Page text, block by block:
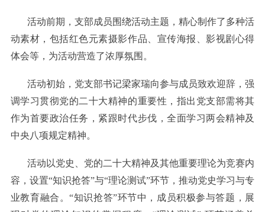
活动前期，支部成员围绕活动主题，精心制作了多种活
动素材，包括红色元素摄影作品、宣传海报、影视剧心得
体会等，为活动营造了浓厚氛围。
活动初始，党支部书记梁家瑞向参与成员致欢迎辞，强
调学习贯彻党的二十大精神的重要性，指出党支部需将其
作为首要政治任务，紧跟时代步伐，全面学习两会精神及
中央八项规定精神。
活动以党史、党的二十大精神及其他重要理论为竞赛内
容，设置“知识抢答”与“理论测试”环节，推动党史学习与专
业教育融合。“知识抢答”环节中，成员积极参与答题，展